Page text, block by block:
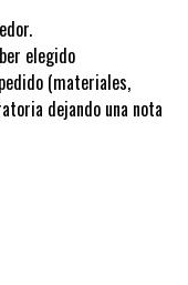
elegido
(materiales,
dejando una nota